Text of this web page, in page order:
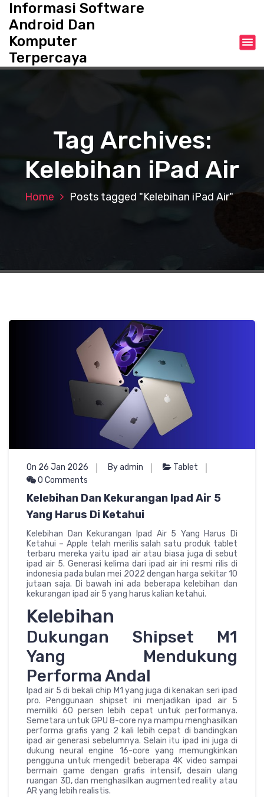
o
Informasi Software
Android Dan
Komputer
Terpercaya
Tag Archives:
Kelebihan iPad Air
Home Posts tagged "Kelebihan iPad Air"
On 26 Jan 2026 By admin
Tablet
0 Comments
Kelebihan Dan Kekurangan Ipad Air 5
Yang Harus Di Ketahui
Kelebihan Dan Kekurangan Ipad Air 5 Yang Harus Di
Ketahui – Apple telah merilis salah satu produk tablet
terbaru mereka yaitu ipad air atau biasa juga di sebut
ipad air 5. Generasi kelima dari ipad air ini resmi rilis di
indonesia pada bulan mei 2022 dengan harga sekitar 10
jutaan saja. Di bawah ini ada beberapa kelebihan dan
kekurangan ipad air 5 yang harus kalian ketahui.
Kelebihan
Dukungan Shipset M1
Yang Mendukung
Performa Andal
Ipad air 5 di bekali chip M1 yang juga di kenakan seri ipad
pro. Penggunaan shipset ini menjadikan ipad air 5
memiliki 60 persen lebih cepat untuk performanya.
Semetara untuk GPU 8-core nya mampu menghasilkan
performa grafis yang 2 kali lebih cepat di bandingkan
ipad air generasi sebelumnya. Selain itu ipad ini juga di
dukung neural engine 16-core yang memungkinkan
pengguna untuk mengedit beberapa 4K video sampai
bermain game dengan grafis intensif, desain ulang
ruangan 3D, dan menghasilkan augmented reality atau
AR yang lebih realistis.